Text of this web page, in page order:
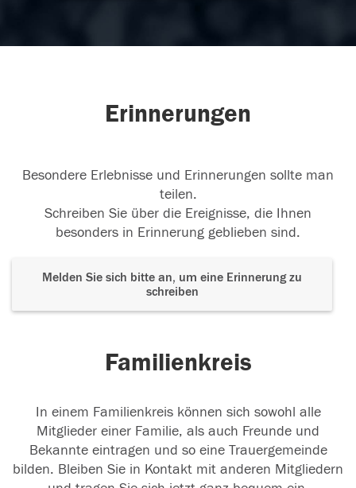
Erinnerungen
Besondere Erlebnisse und Erinnerungen sollte man
teilen.
Schreiben Sie über die Ereignisse, die Ihnen
besonders in Erinnerung geblieben sind.
Melden Sie sich bitte an, um eine Erinnerung zu
schreiben
Familienkreis
In einem Familienkreis können sich sowohl alle
Mitglieder einer Familie, als auch Freunde und
Bekannte eintragen und so eine Trauergemeinde
bilden. Bleiben Sie in Kontakt mit anderen Mitgliedern